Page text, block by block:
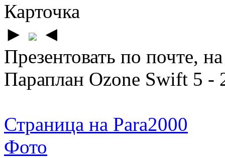
Карточка
►
◄
Презентовать по почте,
Параплан Ozone Swift 5
Страница на Para2000
Фото